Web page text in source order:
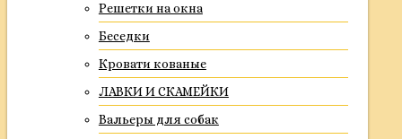
Решетки на окна
Беседки
Кровати кованые
ЛАВКИ И СКАМЕЙКИ
Вальеры для собак